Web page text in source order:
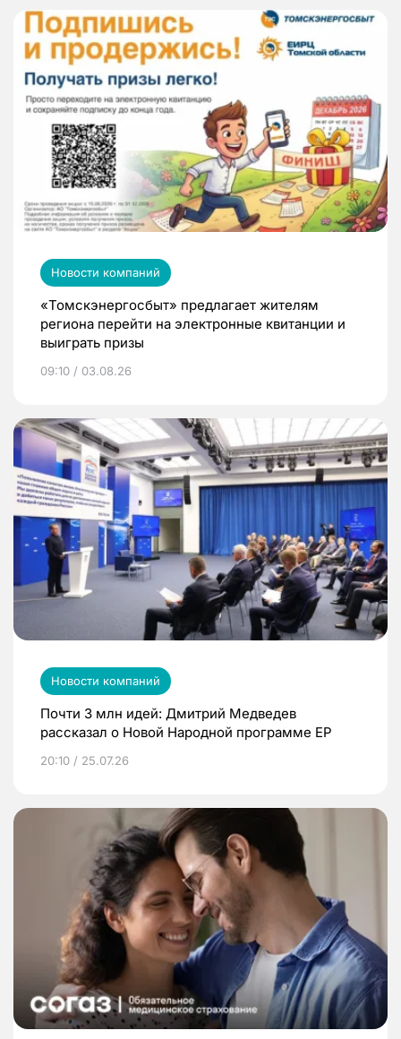
Новости компаний
«Томскэнергосбыт» предлагает жителям
региона перейти на электронные квитанции и
выиграть призы
09:10 / 03.08.26
Новости компаний
Почти 3 млн идей: Дмитрий Медведев
рассказал о Новой Народной программе ЕР
20:10 / 25.07.26